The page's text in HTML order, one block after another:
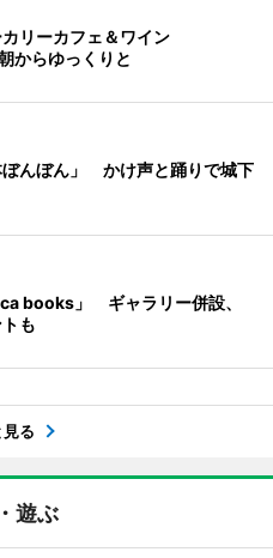
リーカフェ＆ワイン
からゆっくりと
ぼんぼん」 かけ声と踊りで城下
books」 ギャラリー併設、
も
見る
遊ぶ